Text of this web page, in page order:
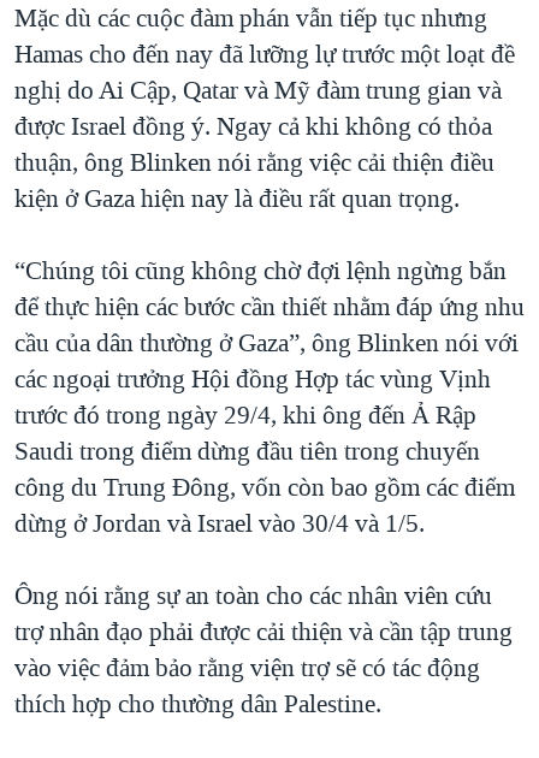
Mặc dù các cuộc đàm phán vẫn tiếp tục nhưng
Hamas cho đến nay đã lưỡng lự trước một loạt đề
nghị do Ai Cập, Qatar và Mỹ đàm trung gian và
được Israel đồng ý. Ngay cả khi không có thỏa
thuận, ông Blinken nói rằng việc cải thiện điều
kiện ở Gaza hiện nay là điều rất quan trọng.
“Chúng tôi cũng không chờ đợi lệnh ngừng bắn
để thực hiện các bước cần thiết nhằm đáp ứng nhu
cầu của dân thường ở Gaza”, ông Blinken nói với
các ngoại trưởng Hội đồng Hợp tác vùng Vịnh
trước đó trong ngày 29/4, khi ông đến Ả Rập
Saudi trong điểm dừng đầu tiên trong chuyến
công du Trung Đông, vốn còn bao gồm các điểm
dừng ở Jordan và Israel vào 30/4 và 1/5.
Ông nói rằng sự an toàn cho các nhân viên cứu
trợ nhân đạo phải được cải thiện và cần tập trung
vào việc đảm bảo rằng viện trợ sẽ có tác động
thích hợp cho thường dân Palestine.